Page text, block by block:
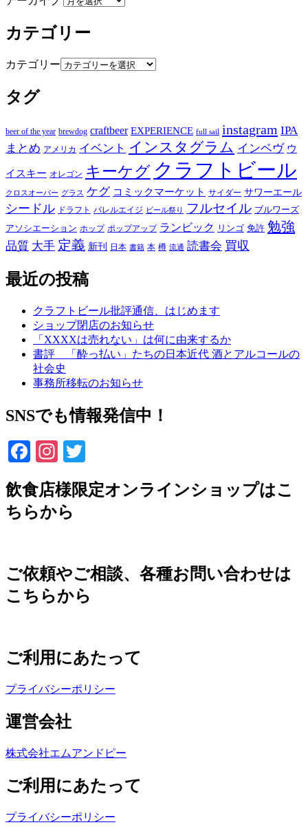
カテゴリー
カテゴリー
タグ
beer of the year brewdog craftbeer EXPERIENCE full sail instagram IPA
まとめ アメリカ イベント インスタグラム インベヴ ウ
イスキー オレゴン キーケグ クラフトビール
クロスオーバー グラス ケグ コミックマーケット サイダー サワーエール
シードル ドラフト バレルエイジ ビール祭り フルセイル ブルワーズ
アソシエーション ホップ ポップアップ ランビック リンゴ 免許 勉強
品質 大手 定義 新刊 日本 書籍 本 樽 流通 読書会 買収
最近の投稿
クラフトビール批評通信、はじめます
ショップ閉店のお知らせ
「XXXXは売れない」は何に由来するか
書評 「酔っ払い」たちの日本近代 酒とアルコールの
社会史
事務所移転のお知らせ
SNSでも情報発信中！
Facebook
Instagram
飲食店様限定オンラインショップはこ
ちらから
ご依頼やご相談、各種お問い合わせは
こちらから
ご利用にあたって
プライバシーポリシー
運営会社
株式会社エムアンドピー
ご利用にあたって
プライバシーポリシー